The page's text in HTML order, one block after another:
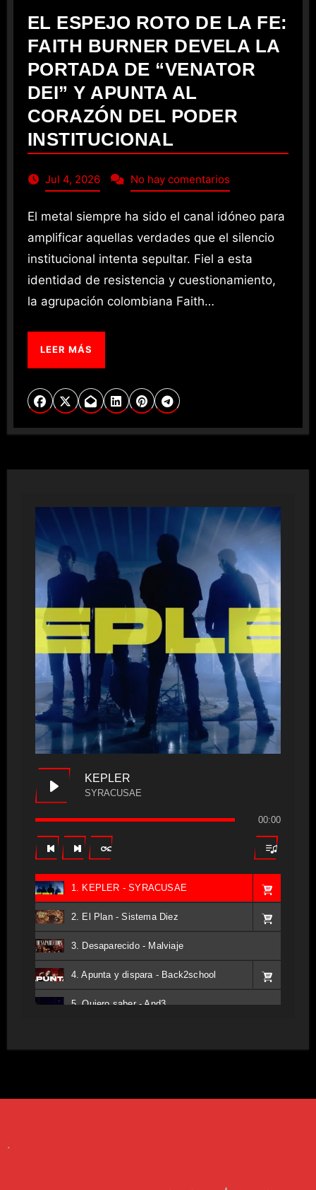
EL ESPEJO ROTO DE LA FE:
FAITH BURNER DEVELA LA
PORTADA DE “VENATOR
DEI” Y APUNTA AL
CORAZÓN DEL PODER
INSTITUCIONAL
Jul 4, 2026 No hay comentarios
El metal siempre ha sido el canal idóneo para
amplificar aquellas verdades que el silencio
institucional intenta sepultar. Fiel a esta
identidad de resistencia y cuestionamiento,
la agrupación colombiana Faith…
LEER MÁS
KEPLER
SYRACUSAE
00:00
1. KEPLER - SYRACUSAE
2. El Plan - Sistema Diez
3. Desaparecido - Malviaje
4. Apunta y dispara - Back2school
5. Quiero saber - And3
.